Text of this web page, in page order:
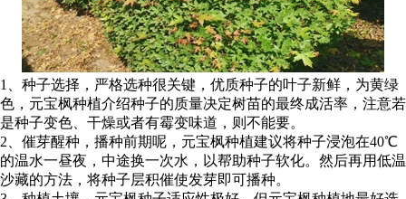
1、种子选择，严格选种很关键，优质种子的叶子新鲜，为黄绿
色，元宝枫种植介绍种子的质量决定树苗的最终成活率，注意若
是种子变色、干燥或者有霉变味道，则不能要。
2、催芽醒种，播种前期呢，元宝枫种植建议将种子浸泡在40℃
的温水一昼夜，中途换一次水，以帮助种子软化。然后再用低温
沙藏的方法，将种子层积催使发芽即可播种。